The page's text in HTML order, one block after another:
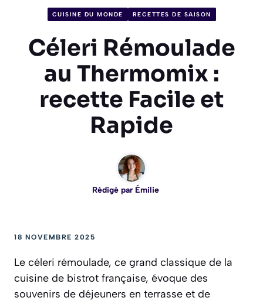
CUISINE DU MONDE RECETTES DE SAISON
Céleri Rémoulade
au Thermomix :
recette Facile et
Rapide
Rédigé par Émilie
18 NOVEMBRE 2025
Le céleri rémoulade, ce grand classique de la
cuisine de bistrot française, évoque des
souvenirs de déjeuners en terrasse et de